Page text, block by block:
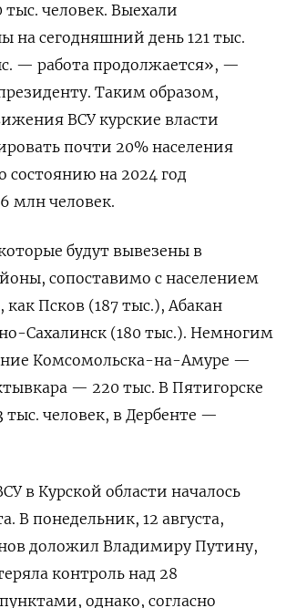
тыс. человек. Выехали
на сегодняшний день 121 тыс.
— работа продолжается», —
Таким образом,
ВСУ курские власти
почти 20% населения
состоянию на 2024 год
млн человек.
будут вывезены в
сопоставимо с населением
как Псков (187 тыс.), Абакан
Сахалинск (180 тыс.). Немногим
Комсомольска-на-Амуре —
— 220 тыс. В Пятигорске
тыс. человек, в Дербенте —
в Курской области началось
В понедельник, 12 августа,
доложил Владимиру Путину,
контроль над 28
однако, согласно